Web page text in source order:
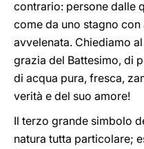
contrario: persone dalle
come da uno stagno
avvelenata. Chiediamo
grazia del Battesimo, di
di acqua pura, fresca,
verità e del suo amore!
Il terzo grande simbolo
natura tutta particolare;